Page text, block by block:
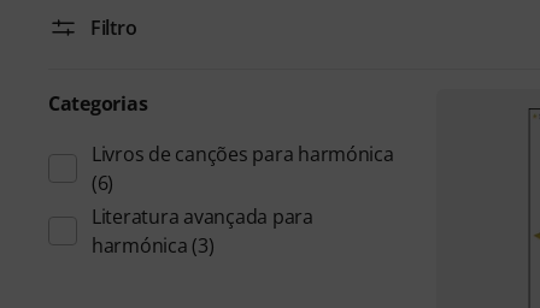
Filtro
Categorias
Livros de canções para harmónica
(6)
Literatura avançada para
harmónica (3)